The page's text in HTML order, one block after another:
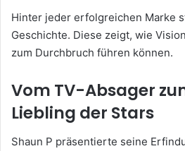
Hinter jeder erfolgreichen Marke
Geschichte. Diese zeigt, wie
zum Durchbruch führen können.
Vom TV-Absager
Liebling der Stars
Shaun P präsentierte seine